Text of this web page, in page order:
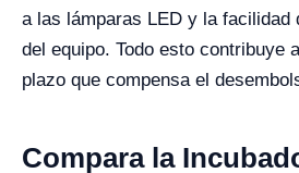
a las lámparas LED y la facilidad
del equipo. Todo esto contribuye
plazo que compensa el
Compara la